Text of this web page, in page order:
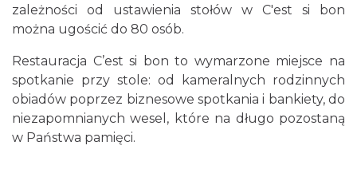
zależności od ustawienia stołów w C'est si bon
można ugościć do 80 osób.
Restauracja C’est si bon to wymarzone miejsce na
spotkanie przy stole: od kameralnych rodzinnych
obiadów poprzez biznesowe spotkania i bankiety, do
niezapomnianych wesel, które na długo pozostaną
w Państwa pamięci.